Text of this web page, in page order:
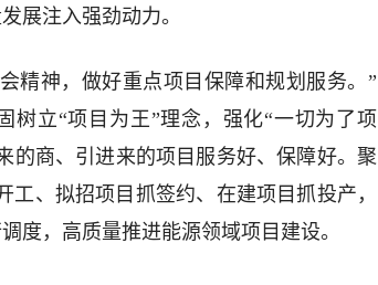
展注入强劲动力。
精神，做好重点项目保障和规划服务。”
树立“项目为王”理念，强化“一切为了项
的商、引进来的项目服务好、保障好。聚
工、拟招项目抓签约、在建项目抓投产，
度，高质量推进能源领域项目建设。